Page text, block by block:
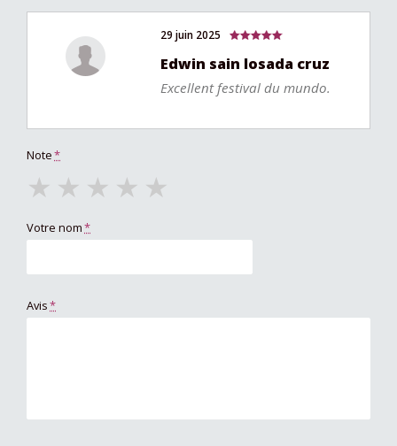
29 juin 2025
Edwin sain losada cruz
Excellent festival du mundo.
Note*
★ ★ ★ ★ ★
Votre nom*
Avis*